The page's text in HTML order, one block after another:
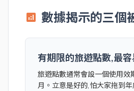
analytics 數據揭示的三個
有期限的旅遊點數,最
旅遊點數通常會設一個使用效
月。立意是好的,怕大家拖到